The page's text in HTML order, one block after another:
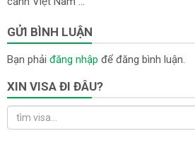
GỬI BÌNH LUẬN
Bạn phải đăng nhập để đăng bình luận.
XIN VISA ĐI ĐÂU?